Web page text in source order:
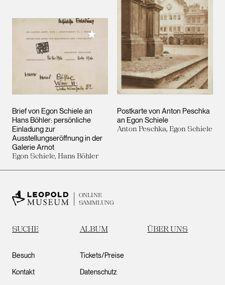
Brief von Egon Schiele an
Hans Böhler: persönliche
Einladung zur
Ausstellungseröffnung in der
Galerie Arnot
Egon Schiele, Hans Böhler
Meiner Sammlung hinzufügen
Postkarte von Anton Peschka
an Egon Schiele
Anton Peschka, Egon Schiele
ONLINE
SAMMLUNG
SUCHE ALBUM ÜBER UNS
Besuch
Kontakt
Tickets/Preise
Datenschutz